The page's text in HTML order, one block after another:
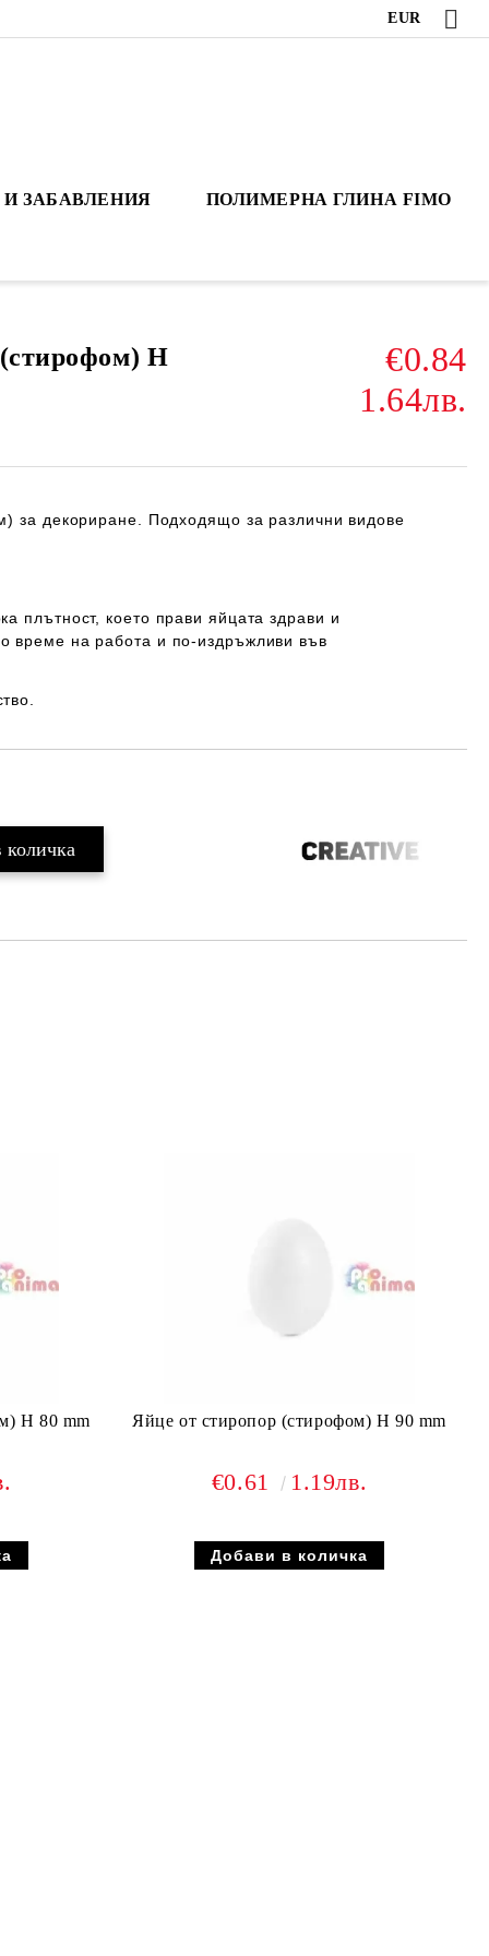
EUR
И ЗАБАВЛЕНИЯ ПОЛИМЕРНА ГЛИНА FIMO
H
€0.84
1.64лв.
за декориране. Подходящо за различни видове
плътност, което прави яйцата здрави и
време на работа и по-издръжливи във
H 80 mm Яйце от стиропор (стирофом) H 90 mm
€0.61 1.19лв.